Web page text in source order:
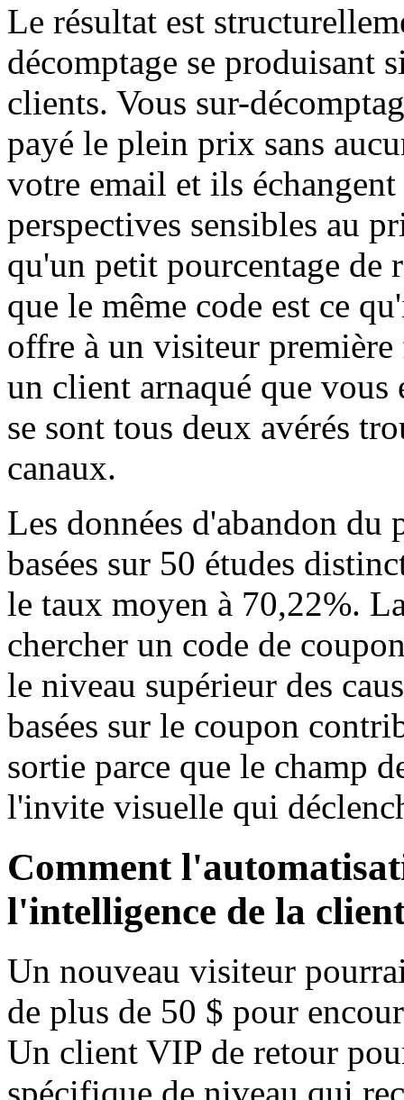
Le résultat est
décomptage se produisant
clients. Vous sur-
payé le plein prix sans
votre email et ils
perspectives sensibles au
qu'un petit pourcentage de
que le même code est ce
offre à un visiteur
un client arnaqué que vous
se sont tous deux avérés
canaux.
Les données d'abandon
basées sur 50 études
le taux moyen à 70,22%.
chercher un code de
le niveau supérieur des
basées sur le coupon
sortie parce que le champ
l'invite visuelle qui
Comment
l'intelligence de la
Un nouveau visiteur
de plus de 50 $ pour
Un client VIP de retour